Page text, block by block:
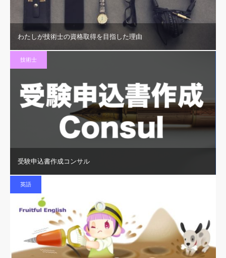
わたしが技術士の資格取得を目指した理由
技術士
受験申込書作成コンサル
英語